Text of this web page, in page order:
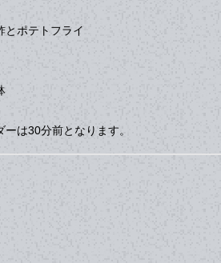
ポテトフライ
は30分前となります。